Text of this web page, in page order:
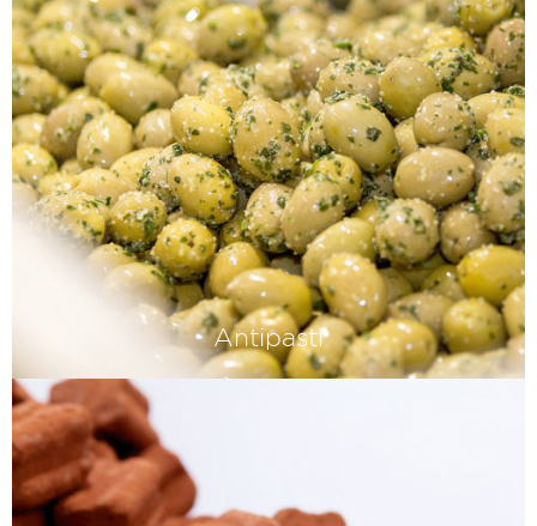
Antipasti
Cueillies, coupées et farcies à la main
chez nous, elles sont absolument
fraîches et parfaitement mûres. On le